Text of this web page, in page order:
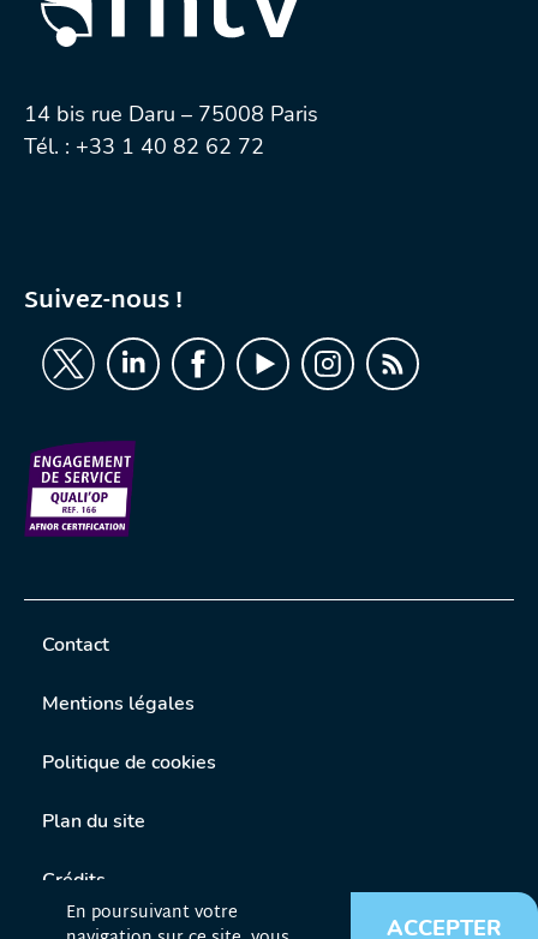
En poursuivant votre
ACCEPTER
14 bis rue Daru – 75008 Paris
Tél. : +33 1 40 82 62 72
Suivez-nous !
Contact
Mentions légales
Politique de cookies
Plan du site
Crédits